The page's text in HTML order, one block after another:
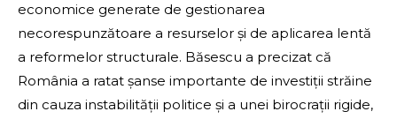
economice generate de gestionarea
necorespunzătoare a resurselor și de aplicarea lentă
a reformelor structurale. Băsescu a precizat că
România a ratat șanse importante de investiții străine
din cauza instabilității politice și a unei birocrații rigide,